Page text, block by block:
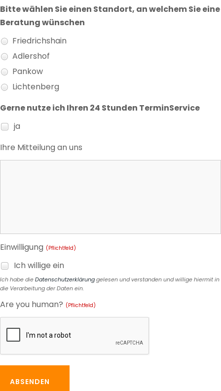
Bitte wählen Sie einen Standort, an welchem Sie eine
Beratung wünschen
Friedrichshain
Adlershof
Pankow
Lichtenberg
Gerne nutze ich Ihren 24 Stunden TerminService
ja
Ihre Mitteilung an uns
Einwilligung (Pflichtfeld)
Ich willige ein
Ich habe dieDatenschutzerklärunggelesen und verstanden und willige hiermit in
die Verarbeitung der Daten ein.
Are you human? (Pflichtfeld)
ABSENDEN